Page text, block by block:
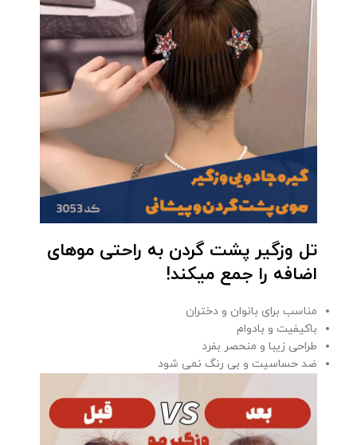
تل وزگیر پشت گردن به راحتی موهای
اضافه را جمع میکند!
مناسب برای بانوان و دختران
باکیفیت و بادوام
طراحی زیبا و منحصر بفرد
ضد حساسیت و بی رنگ نمی شود